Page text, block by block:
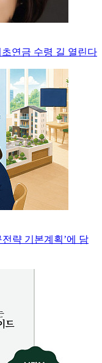
연금 수령 길 열린다
략 기본계획’에 담